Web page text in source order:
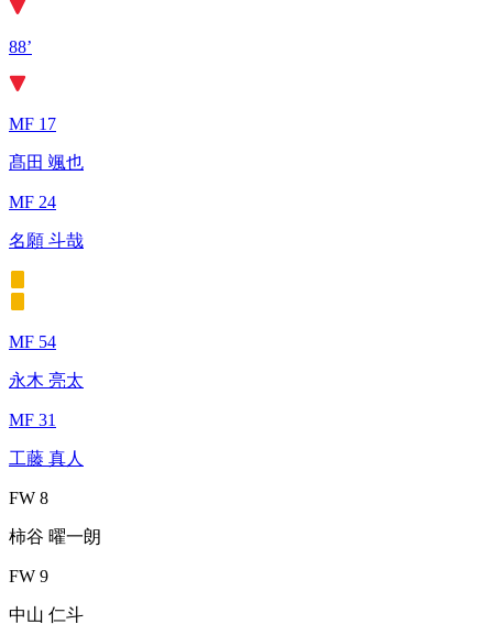
88’
MF 17
髙田 颯也
MF 24
名願 斗哉
MF 54
永木 亮太
MF 31
工藤 真人
FW 8
柿谷 曜一朗
FW 9
中山 仁斗